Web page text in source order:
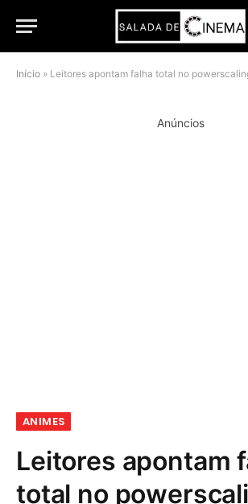
Início » Leitores apontam falha total no powerscaling de
Anúncios
ANIMES
Leitores apontam
total no